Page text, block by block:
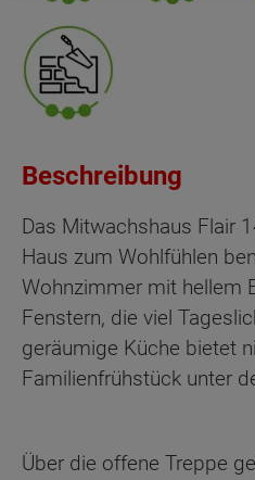
Beschreibung
Das Mitwachshaus Flair
Haus zum Wohlfühlen
Wohnzimmer mit hellem
Fenstern, die viel
geräumige Küche bietet
Familienfrühstück unter
Über die offene Treppe